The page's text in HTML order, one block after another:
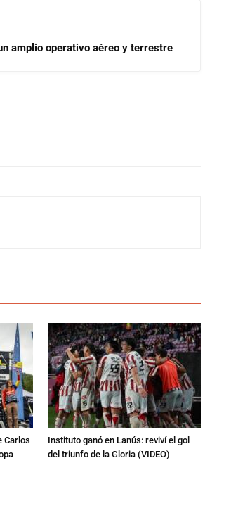
amplio operativo aéreo y terrestre
Carlos
Instituto ganó en Lanús: reviví el gol
del triunfo de la Gloria (VIDEO)